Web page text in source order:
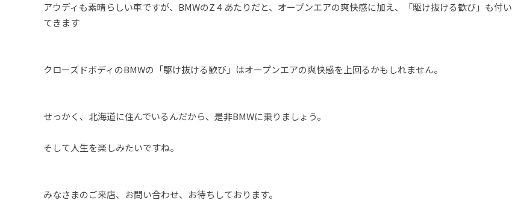
アウディも素晴らしい車ですが、BMWのZ４あたりだと、オープンエアの爽快感に加え、「駆け抜ける歓び」も付い
てきます
クローズドボディのBMWの「駆け抜ける歓び」はオープンエアの爽快感を上回るかもしれません。
せっかく、北海道に住んでいるんだから、是非BMWに乗りましょう。
そして人生を楽しみたいですね。
みなさまのご来店、お問い合わせ、お待ちしております。